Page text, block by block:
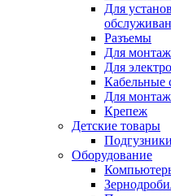
Для
Разъемы
Для
Для
Кабельные
Для
Крепеж
Детские товары
Подгузники
Оборудование